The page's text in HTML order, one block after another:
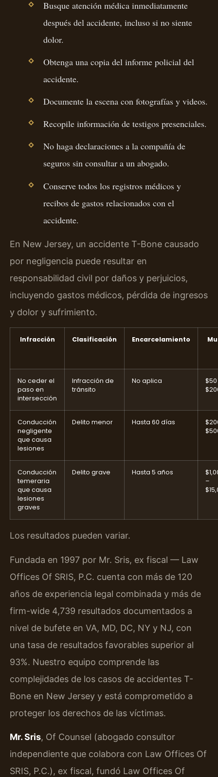
Busque atención médica inmediatamente
después del accidente, incluso si no siente
dolor.
Obtenga una copia del informe policial del
accidente.
Documente la escena con fotografías y videos.
Recopile información de testigos presenciales.
No haga declaraciones a la compañía de
seguros sin consultar a un abogado.
Conserve todos los registros médicos y
recibos de gastos relacionados con el
accidente.
En New Jersey, un accidente T-Bone causado
por negligencia puede resultar en
responsabilidad civil por daños y perjuicios,
incluyendo gastos médicos, pérdida de ingresos
y dolor y sufrimiento.
Infracción Clasificación Encarcelamiento
No ceder el
paso en
intersección
Infracción de
tránsito
No aplica
Conducción
negligente
que causa
lesiones
Delito menor Hasta 60 días
Conducción
temeraria
que causa
lesiones
graves
Delito grave Hasta 5 años
–
Los resultados pueden variar.
Fundada en 1997 por Mr. Sris, ex fiscal — Law
Offices Of SRIS, P.C. cuenta con más de 120
años de experiencia legal combinada y más de
firm-wide 4,739 resultados documentados a
nivel de bufete en VA, MD, DC, NY y NJ, con
una tasa de resultados favorables superior al
93%. Nuestro equipo comprende las
complejidades de los casos de accidentes T-
Bone en New Jersey y está comprometido a
proteger los derechos de las víctimas.
Mr. Sris, Of Counsel (abogado consultor
independiente que colabora con Law Offices Of
SRIS, P.C.), ex fiscal, fundó Law Offices Of